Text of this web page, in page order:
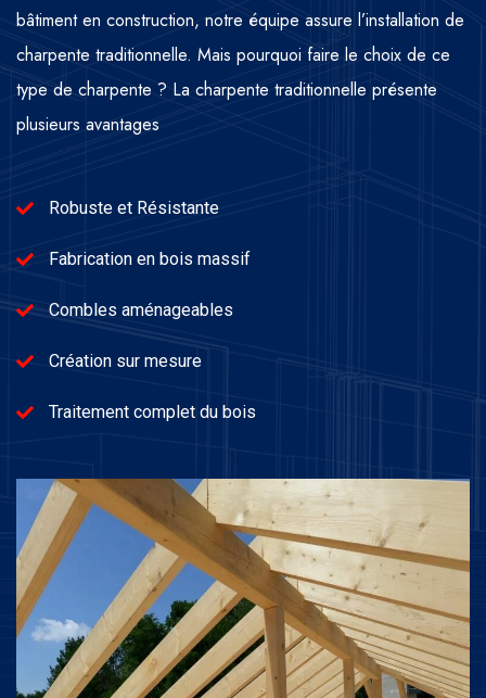
bâtiment en construction, notre équipe assure l’installation de
charpente traditionnelle. Mais pourquoi faire le choix de ce
type de charpente ? La charpente traditionnelle présente
plusieurs avantages
Robuste et Résistante
Fabrication en bois massif
Combles aménageables
Création sur mesure
Traitement complet du bois